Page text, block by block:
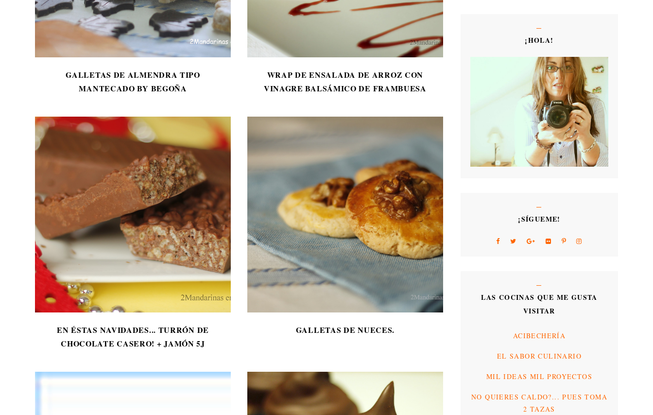
GALLETAS DE ALMENDRA TIPO
MANTECADO BY BEGOÑA
WRAP DE ENSALADA DE ARROZ CON
VINAGRE BALSÁMICO DE FRAMBUESA
EN ÉSTAS NAVIDADES... TURRÓN DE
CHOCOLATE CASERO! + JAMÓN 5J
GALLETAS DE NUECES.
¡HOLA!
¡SÍGUEME!
LAS COCINAS QUE ME GUSTA
VISITAR
ACIBECHERÍA
EL SABOR CULINARIO
MIL IDEAS MIL PROYECTOS
NO QUIERES CALDO?... PUES TOMA
2 TAZAS